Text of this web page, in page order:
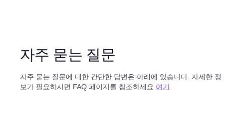
자주 묻는 질문
자주 묻는 질문에 대한 간단한 답변은 아래에 있습니다. 자세한 정
보가 필요하시면 FAQ 페이지를 참조하세요 여기